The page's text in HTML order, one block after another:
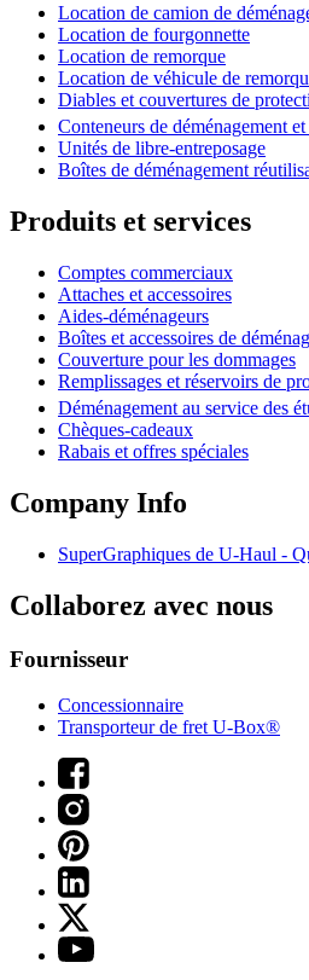
Location de camion de
Location de fourgonnette
Location de remorque
Location de véhicule de
Diables et couvertures de
Conteneurs de déménagement
Unités de libre-entreposage
Boîtes de déménagement
Produits et services
Comptes commerciaux
Attaches et accessoires
Aides-déménageurs
Boîtes et accessoires de
Couverture pour les dommages
Remplissages et réservoirs de
Déménagement au service des
Chèques-cadeaux
Rabais et offres spéciales
Company Info
SuperGraphiques de U-Haul -
Collaborez avec nous
Fournisseur
Concessionnaire
Transporteur de fret U-Box®